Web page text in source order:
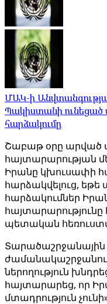
ՄԱԿ-ի
Պակիստանի
հարձակումը
Շաբաթ օրը արված
հայտարարության
Իրանը կխուսափի
հարձակվելուց, եթե
հարձակումներ
հայտարարությունը
պետական
Տարածաշրջանային
ներողություն
հայտարարեց, որ
մտադրություն